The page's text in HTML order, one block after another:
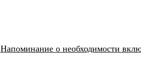
Напоминание о необходимости